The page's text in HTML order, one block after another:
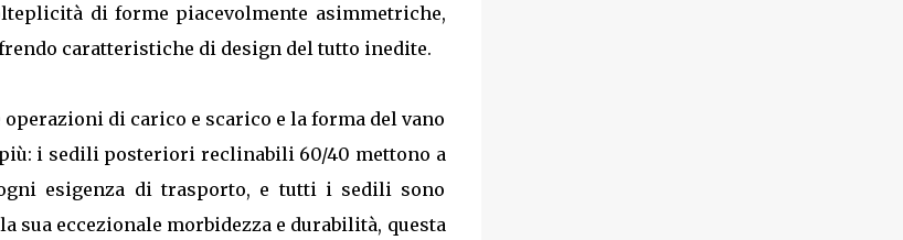
di forme piacevolmente asimmetriche,
caratteristiche di design del tutto inedite.
di carico e scarico e la forma del vano
i sedili posteriori reclinabili 60/40 mettono a
esigenza di trasporto, e tutti i sedili sono
eccezionale morbidezza e durabilità, questa